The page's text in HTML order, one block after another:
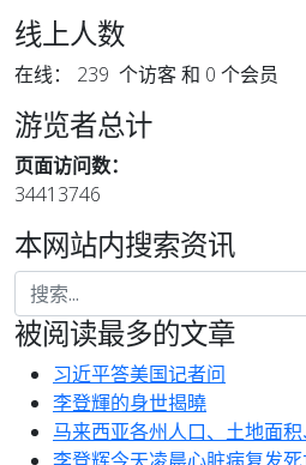
线上人数
在线： 239 个访客 和 0 个会员
游览者总计
页面访问数：
34413746
本网站内搜索资讯
被阅读最多的文章
习近平答美国记者问
李登輝的身世揭曉
马来西亚各州人口、土地面